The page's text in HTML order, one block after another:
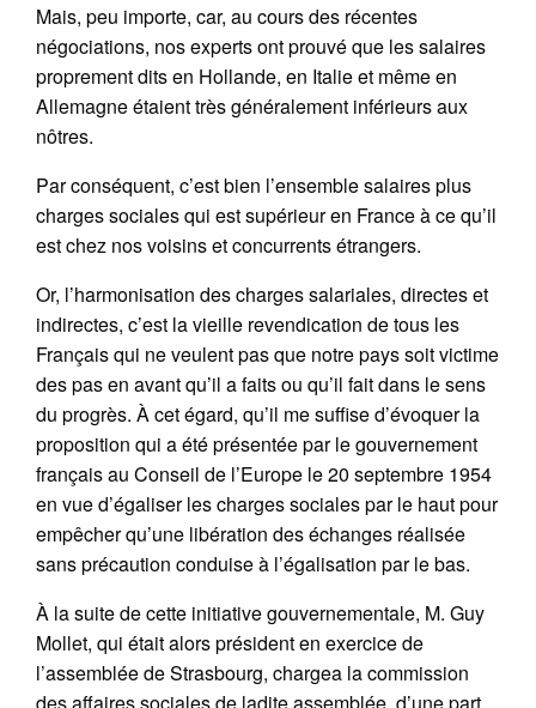
Mais, peu importe, car, au cours des récentes
négociations, nos experts ont prouvé que les salaires
proprement dits en Hollande, en Italie et même en
Allemagne étaient très généralement inférieurs aux
nôtres.
Par conséquent, c’est bien l’ensemble salaires plus
charges sociales qui est supérieur en France à ce qu’il
est chez nos voisins et concurrents étrangers.
Or, l’harmonisation des charges salariales, directes et
indirectes, c’est la vieille revendication de tous les
Français qui ne veulent pas que notre pays soit victime
des pas en avant qu’il a faits ou qu’il fait dans le sens
du progrès. À cet égard, qu’il me suffise d’évoquer la
proposition qui a été présentée par le gouvernement
français au Conseil de l’Europe le 20 septembre 1954
en vue d’égaliser les charges sociales par le haut pour
empêcher qu’une libération des échanges réalisée
sans précaution conduise à l’égalisation par le bas.
À la suite de cette initiative gouvernementale, M. Guy
Mollet, qui était alors président en exercice de
l’assemblée de Strasbourg, chargea la commission
des affaires sociales de ladite assemblée, d’une part,